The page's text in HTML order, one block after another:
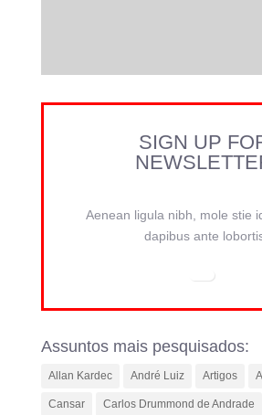
SIGN UP
Aenean ligula nibh, mole stie
dapibus ante
Assuntos mais pesquisados:
Allan Kardec André Luiz Artigos
Cansar Carlos Drummond de Andrade